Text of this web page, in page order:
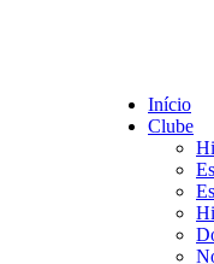
Início
Clube